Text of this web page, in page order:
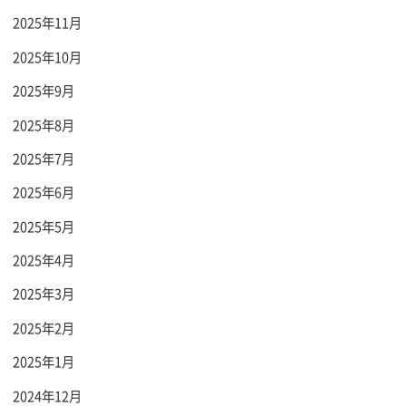
2025年11月
2025年10月
2025年9月
2025年8月
2025年7月
2025年6月
2025年5月
2025年4月
2025年3月
2025年2月
2025年1月
2024年12月